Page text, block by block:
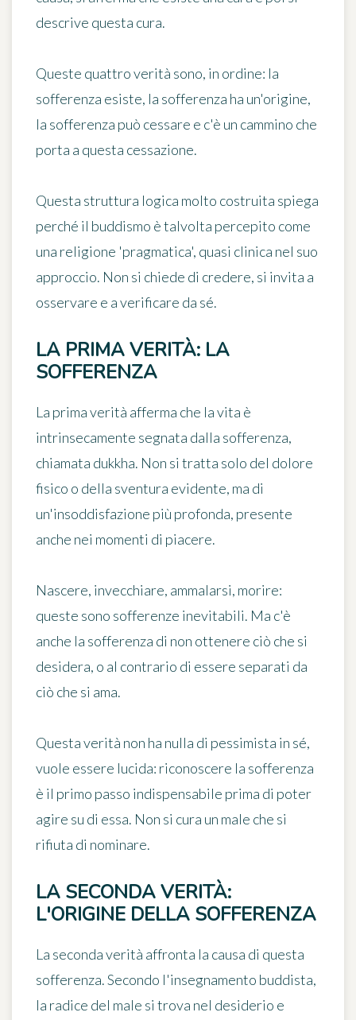
descrive questa cura.
Queste quattro verità sono, in ordine: la
sofferenza esiste, la sofferenza ha un'origine,
la sofferenza può cessare e c'è un cammino che
porta a questa cessazione.
Questa struttura logica molto costruita spiega
perché il buddismo è talvolta percepito come
una religione 'pragmatica', quasi clinica nel suo
approccio. Non si chiede di credere, si invita a
osservare e a verificare da sé.
LA PRIMA VERITÀ: LA
SOFFERENZA
La prima verità afferma che la vita è
intrinsecamente segnata dalla sofferenza,
chiamata dukkha. Non si tratta solo del dolore
fisico o della sventura evidente, ma di
un'insoddisfazione più profonda, presente
anche nei momenti di piacere.
Nascere, invecchiare, ammalarsi, morire:
queste sono sofferenze inevitabili. Ma c'è
anche la sofferenza di non ottenere ciò che si
desidera, o al contrario di essere separati da
ciò che si ama.
Questa verità non ha nulla di pessimista in sé,
vuole essere lucida: riconoscere la sofferenza
è il primo passo indispensabile prima di poter
agire su di essa. Non si cura un male che si
rifiuta di nominare.
LA SECONDA VERITÀ:
L'ORIGINE DELLA SOFFERENZA
La seconda verità affronta la causa di questa
sofferenza. Secondo l'insegnamento buddista,
la radice del male si trova nel desiderio e